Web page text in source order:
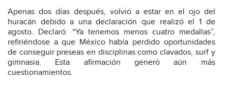
Apenas dos días después, volvió a estar en el ojo del
huracán debido a una declaración que realizó el 1 de
agosto. Declaró: “Ya tenemos menos cuatro medallas”,
refiriéndose a que México había perdido oportunidades
de conseguir preseas en disciplinas como clavados, surf y
gimnasia. Esta afirmación generó aún más
cuestionamientos.